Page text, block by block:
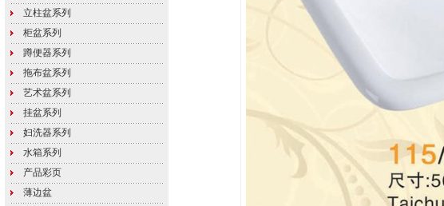
立柱盆系列
柜盆系列
蹲便器系列
拖布盆系列
艺术盆系列
挂盆系列
妇洗器系列
水箱系列
产品彩页
薄边盆